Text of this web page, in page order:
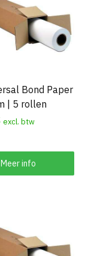
Bond Paper
| 5 rollen
excl. btw
Meer info